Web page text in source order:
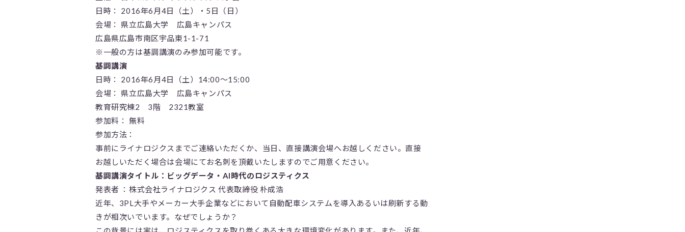
日時： 2016年6月4日（土）・5日（日）
会場： 県立広島大学 広島キャンパス
広島県広島市南区宇品東1-1-71
※一般の方は基調講演のみ参加可能です。
基調講演
日時： 2016年6月4日（土）14:00～15:00
会場： 県立広島大学 広島キャンパス
教育研究棟2 3階 2321教室
参加料： 無料
参加方法：
事前にライナロジクスまでご連絡いただくか、当日、直接講演会場へお越しください。直接
お越しいただく場合は会場にてお名刺を頂戴いたしますのでご用意ください。
基調講演タイトル：ビッグデータ・AI時代のロジスティクス
発表者 ：株式会社ライナロジクス 代表取締役 朴成浩
近年、3PL大手やメーカー大手企業などにおいて自動配車システムを導入あるいは刷新する動
きが相次いでいます。なぜでしょうか？